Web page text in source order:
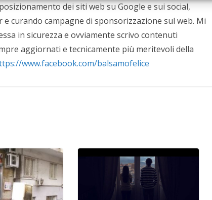
dei siti web su Google e sui social,
curando campagne di sponsorizzazione sul web. Mi
in sicurezza e ovviamente scrivo contenuti
aggiornati e tecnicamente più meritevoli della
www.facebook.com/balsamofelice